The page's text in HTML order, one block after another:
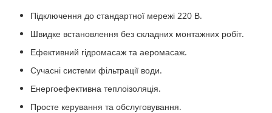
Підключення до стандартної мережі 220 В.
Швидке встановлення без складних монтажних робіт.
Ефективний гідромасаж та аеромасаж.
Сучасні системи фільтрації води.
Енергоефективна теплоізоляція.
Просте керування та обслуговування.